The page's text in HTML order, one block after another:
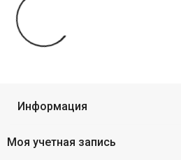
Информация
Моя учетная запись